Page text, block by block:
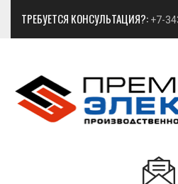
ТРЕБУЕТСЯ КОНСУЛЬТАЦИЯ?: +7-